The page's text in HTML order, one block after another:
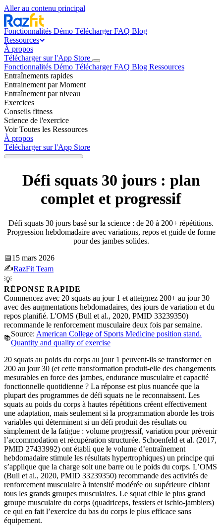
Aller au contenu principal
Fonctionnalités Démo TéléchargerFAQ Blog
Ressources
À propos
Télécharger sur l'App Store
Fonctionnalités Démo TéléchargerFAQ Blog Ressources
Entraînements rapides
Entrainement par Moment
Entraînement par niveau
Exercices
Conseils fitness
Science de l'exercice
Voir Toutes les Ressources
À propos
Télécharger sur l'App Store
Défi squats 30 jours : plan
complet et progressif
Défi squats 30 jours basé sur la science : de 20 à 200+ répétitions.
Progression hebdomadaire avec variations, repos et guide de forme
pour des jambes solides.
📅15 mars 2026
✍️RazFit Team
💡
RÉPONSE RAPIDE
Commencez avec 20 squats au jour 1 et atteignez 200+ au jour 30
avec des augmentations hebdomadaires, des jours de variation et du
repos planifié. L'OMS (Bull et al., 2020, PMID 33239350)
recommande le renforcement musculaire deux fois par semaine.
📚Source: American College of Sports Medicine position stand.
Quantity and quality of exercise
20 squats au poids du corps au jour 1 peuvent-ils se transformer en
200 au jour 30 (et cette transformation produit-elle des changements
mesurables en force des jambes, endurance musculaire et capacité
fonctionnelle quotidienne ? La réponse est plus nuancée que la
plupart des programmes de défi squats ne le reconnaissent. Les
squats au poids du corps à hautes répétitions créent effectivement
une adaptation, mais seulement si la programmation aborde les trois
variables qui déterminent si un défi produit des résultats ou
simplement de la fatigue : volume progressif, variation pour prévenir
l’accommodation et récupération structurée. Schoenfeld et al. (2017,
PMID 27433992) ont établi que le volume d’entraînement
hebdomadaire stimule les résultats hypertrophiques) un principe qui
s’applique que la charge soit une barre ou le poids du corps. L’OMS
(Bull et al., 2020, PMID 33239350) recommande des activités de
renforcement musculaire à intensité modérée ou supérieure ciblant
tous les grands groupes musculaires. Le squat cible le plus grand
groupe musculaire du corps (quadriceps, fessiers et ischio-jambiers)
ce qui en fait l’exercice du bas du corps le plus efficace sans
équipement.